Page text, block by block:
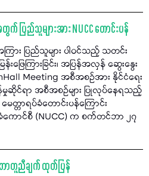
ပြည်သူများအား NUCC တောင်းပန်
း ပြည်သူများ ပါဝင်သည့် သတင်း
ဖြေကြားခြင်း၊ အပြန်အလှန် ဆွေးနွေး
Meeting အစီအစဉ်အား နိုင်ငံရေး
န်မှုဆိုင်ရာ အစီအစဉ်များ ပြုလုပ်နေရသည့်
တာရပ်ခံတောင်းပန်ကြောင်း
ောင်စီ (NUCC) က စက်တင်ဘာ ၂၇
ာတူညီချက် ထုတ်ပြန်